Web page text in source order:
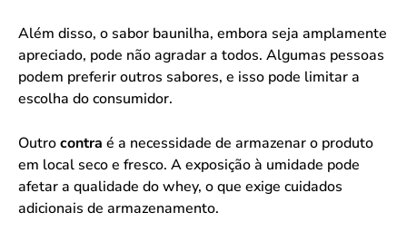
Além disso, o sabor baunilha, embora seja amplamente
apreciado, pode não agradar a todos. Algumas pessoas
podem preferir outros sabores, e isso pode limitar a
escolha do consumidor.
Outrocontra é a necessidade de armazenar o produto
em local seco e fresco. A exposição à umidade pode
afetar a qualidade do whey, o que exige cuidados
adicionais de armazenamento.